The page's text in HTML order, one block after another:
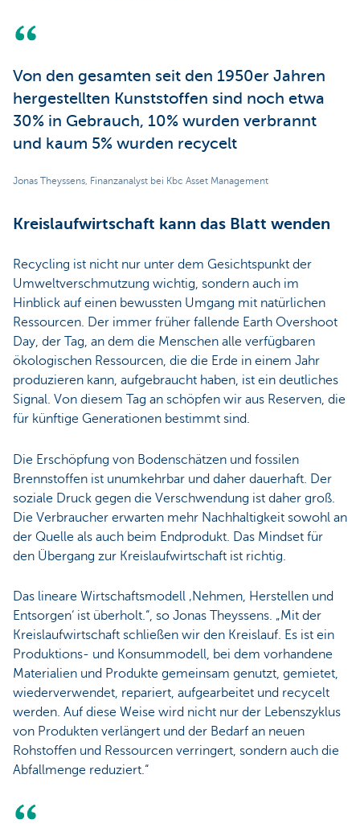
Von den gesamten seit den 1950er Jahren
hergestellten Kunststoffen sind noch etwa
30% in Gebrauch, 10% wurden verbrannt
und kaum 5% wurden recycelt
Jonas Theyssens, Finanzanalyst bei Kbc Asset Management
Kreislaufwirtschaft kann das Blatt wenden
Recycling ist nicht nur unter dem Gesichtspunkt der
Umweltverschmutzung wichtig, sondern auch im
Hinblick auf einen bewussten Umgang mit natürlichen
Ressourcen. Der immer früher fallende Earth Overshoot
Day, der Tag, an dem die Menschen alle verfügbaren
ökologischen Ressourcen, die die Erde in einem Jahr
produzieren kann, aufgebraucht haben, ist ein deutliches
Signal. Von diesem Tag an schöpfen wir aus Reserven, die
für künftige Generationen bestimmt sind.
Die Erschöpfung von Bodenschätzen und fossilen
Brennstoffen ist unumkehrbar und daher dauerhaft. Der
soziale Druck gegen die Verschwendung ist daher groß.
Die Verbraucher erwarten mehr Nachhaltigkeit sowohl an
der Quelle als auch beim Endprodukt. Das Mindset für
den Übergang zur Kreislaufwirtschaft ist richtig.
Das lineare Wirtschaftsmodell ‚Nehmen, Herstellen und
Entsorgen‘ ist überholt.“, so Jonas Theyssens. „Mit der
Kreislaufwirtschaft schließen wir den Kreislauf. Es ist ein
Produktions- und Konsummodell, bei dem vorhandene
Materialien und Produkte gemeinsam genutzt, gemietet,
wiederverwendet, repariert, aufgearbeitet und recycelt
werden. Auf diese Weise wird nicht nur der Lebenszyklus
von Produkten verlängert und der Bedarf an neuen
Rohstoffen und Ressourcen verringert, sondern auch die
Abfallmenge reduziert.“